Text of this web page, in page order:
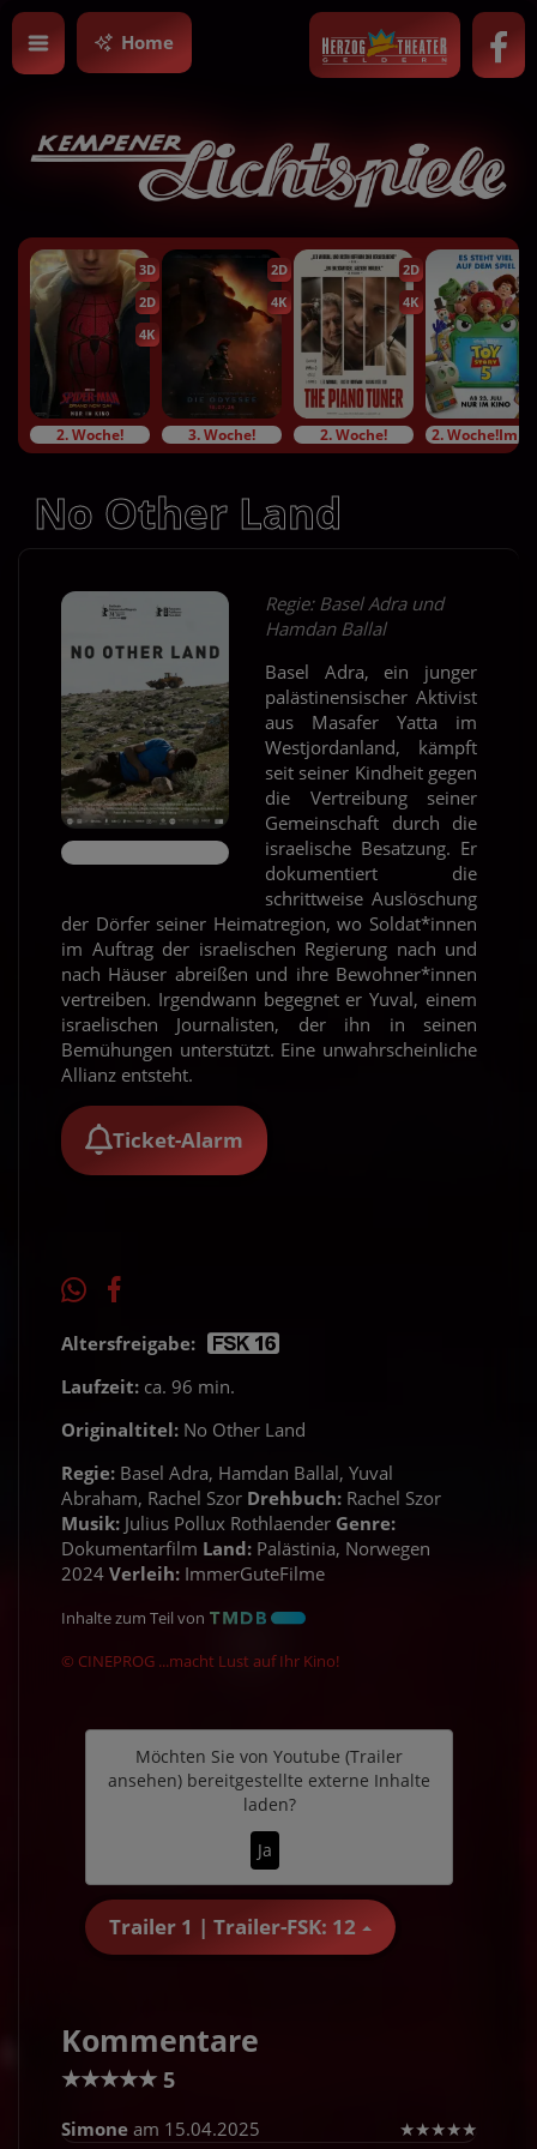
Home
3D
2D
4K
2. Woche!
2D
4K
3. Woche!
2D
4K
2. Woche!
No Other Land
Regie: Basel Adra und
Hamdan Ballal
Basel Adra, ein junger
palästinensischer Aktivist
aus Masafer Yatta im
Westjordanland, kämpft
seit seiner Kindheit gegen
die Vertreibung seiner
Gemeinschaft durch die
israelische Besatzung. Er
dokumentiert die
schrittweise Auslöschung
der Dörfer seiner Heimatregion, wo Soldat*innen
im Auftrag der israelischen Regierung nach und
nach Häuser abreißen und ihre Bewohner*innen
vertreiben. Irgendwann begegnet er Yuval, einem
israelischen Journalisten, der ihn in seinen
Bemühungen unterstützt. Eine unwahrscheinliche
Allianz entsteht.
Ticket-Alarm
Altersfreigabe:
Laufzeit: ca. 96 min.
Originaltitel: No Other Land
Regie: Basel Adra, Hamdan Ballal, Yuval
Abraham, Rachel Szor Drehbuch: Rachel Szor
Musik: Julius Pollux Rothlaender Genre:
Dokumentarfilm Land: Palästinia, Norwegen
2024 Verleih: ImmerGuteFilme
Inhalte zum Teil von
© CINEPROG ...macht Lust auf Ihr Kino!
Möchten Sie von Youtube (Trailer
ansehen) bereitgestellte externe Inhalte
laden?
Ja
Trailer 1 | Trailer-FSK: 12
Kommentare
★★★★★ 5
Simone am 15.04.2025 ★★★★★